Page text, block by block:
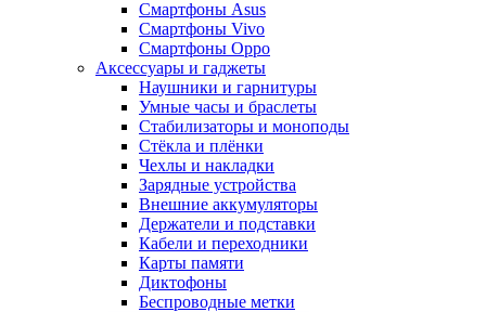
Смартфоны Asus
Смартфоны Vivo
Смартфоны Oppo
Аксессуары и гаджеты
Наушники и гарнитуры
Умные часы и браслеты
Стабилизаторы и моноподы
Стёкла и плёнки
Чехлы и накладки
Зарядные устройства
Внешние аккумуляторы
Держатели и подставки
Кабели и переходники
Карты памяти
Диктофоны
Беспроводные метки